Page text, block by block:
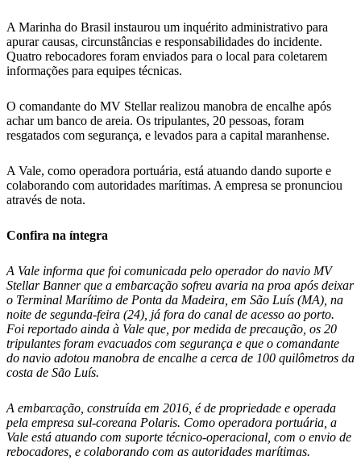
A Marinha do Brasil instaurou um inquérito administrativo para
apurar causas, circunstâncias e responsabilidades do incidente.
Quatro rebocadores foram enviados para o local para coletarem
informações para equipes técnicas.
O comandante do MV Stellar realizou manobra de encalhe após
achar um banco de areia. Os tripulantes, 20 pessoas, foram
resgatados com segurança, e levados para a capital maranhense.
A Vale, como operadora portuária, está atuando dando suporte e
colaborando com autoridades marítimas. A empresa se pronunciou
através de nota.
Confira na íntegra
A Vale informa que foi comunicada pelo operador do navio MV
Stellar Banner que a embarcação sofreu avaria na proa após deixar
o Terminal Marítimo de Ponta da Madeira, em São Luís (MA), na
noite de segunda-feira (24), já fora do canal de acesso ao porto.
Foi reportado ainda à Vale que, por medida de precaução, os 20
tripulantes foram evacuados com segurança e que o comandante
do navio adotou manobra de encalhe a cerca de 100 quilômetros da
costa de São Luís.
A embarcação, construída em 2016, é de propriedade e operada
pela empresa sul-coreana Polaris. Como operadora portuária, a
Vale está atuando com suporte técnico-operacional, com o envio de
rebocadores, e colaborando com as autoridades marítimas.